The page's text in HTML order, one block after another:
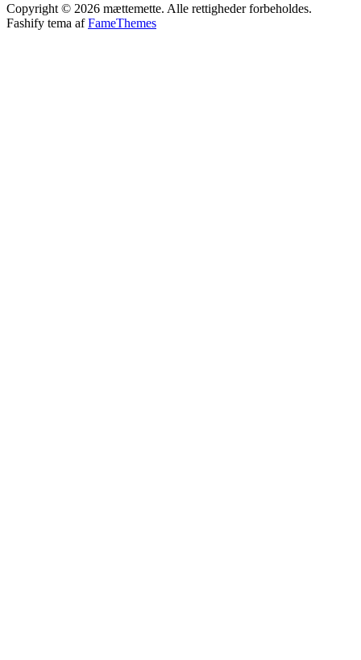
Copyright © 2026 mættemette. Alle rettigheder forbeholdes.
Fashify tema afFameThemes